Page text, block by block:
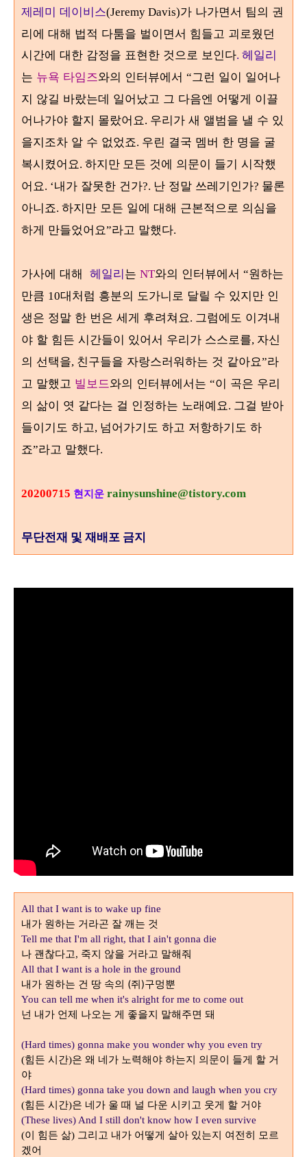
제레미 데이비스(Jeremy Davis)가 나가면서 팀의 권
리에 대해 법적 다툼을 벌이면서 힘들고 괴로웠던
시간에 대한 감정을 표현한 것으로 보인다. 헤일리
는 뉴욕 타임즈와의 인터뷰에서 “그런 일이 일어나
지 않길 바랐는데 일어났고 그 다음엔 어떻게 이끌
어나가야 할지 몰랐어요. 우리가 새 앨범을 낼 수 있
을지조차 알 수 없었죠. 우린 결국 멤버 한 명을 굴
복시켰어요. 하지만 모든 것에 의문이 들기 시작했
어요. ‘내가 잘못한 건가?. 난 정말 쓰레기인가? 물론
아니죠. 하지만 모든 일에 대해 근본적으로 의심을
하게 만들었어요”라고 말했다.
가사에 대해 헤일리는 NT와의 인터뷰에서 “원하는
만큼 10대처럼 흥분의 도가니로 달릴 수 있지만 인
생은 정말 한 번은 세게 후려쳐요. 그럼에도 이겨내
야 할 힘든 시간들이 있어서 우리가 스스로를, 자신
의 선택을, 친구들을 자랑스러워하는 것 같아요”라
고 말했고 빌보드와의 인터뷰에서는 “이 곡은 우리
의 삶이 엿 같다는 걸 인정하는 노래예요. 그걸 받아
들이기도 하고, 넘어가기도 하고 저항하기도 하
죠”라고 말했다.
20200715 현지운 rainysunshine@tistory.com
무단전재 및 재배포 금지
All that I want is to wake up fine
내가 원하는 거라곤 잘 깨는 것
Tell me that I'm all right, that I ain't gonna die
나 괜찮다고, 죽지 않을 거라고 말해줘
All that I want is a hole in the ground
내가 원하는 건 땅 속의 (쥐)구멍뿐
You can tell me when it's alright for me to come out
넌 내가 언제 나오는 게 좋을지 말해주면 돼
(Hard times) gonna make you wonder why you even try
(힘든 시간)은 왜 네가 노력해야 하는지 의문이 들게 할 거
야
(Hard times) gonna take you down and laugh when you cry
(힘든 시간)은 네가 울 때 널 다운 시키고 웃게 할 거야
(These lives) And I still don't know how I even survive
(이 힘든 삶) 그리고 내가 어떻게 살아 있는지 여전히 모르
겠어